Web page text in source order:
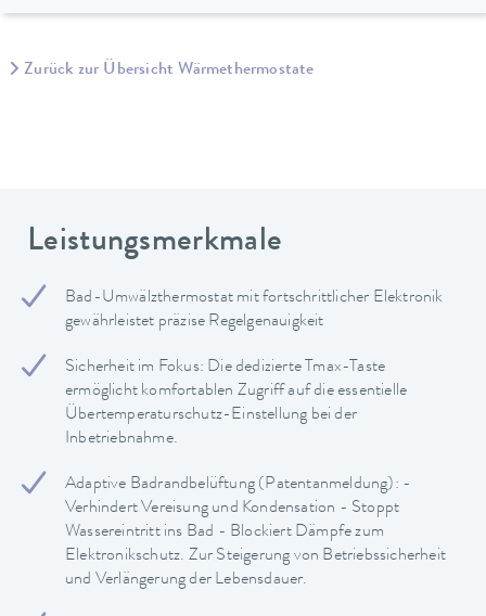
Zurück zur Übersicht Wärmethermostate
Leistungsmerkmale
Bad-Umwälzthermostat mit fortschrittlicher Elektronik
gewährleistet präzise Regelgenauigkeit
Sicherheit im Fokus: Die dedizierte Tmax-Taste
ermöglicht komfortablen Zugriff auf die essentielle
Übertemperaturschutz-Einstellung bei der
Inbetriebnahme.
Adaptive Badrandbelüftung (Patentanmeldung): -
Verhindert Vereisung und Kondensation - Stoppt
Wassereintritt ins Bad - Blockiert Dämpfe zum
Elektronikschutz. Zur Steigerung von Betriebssicherheit
und Verlängerung der Lebensdauer.